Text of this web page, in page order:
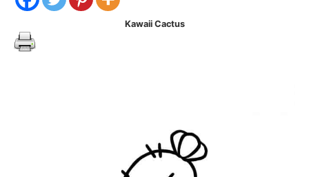
Kawaii Cactus